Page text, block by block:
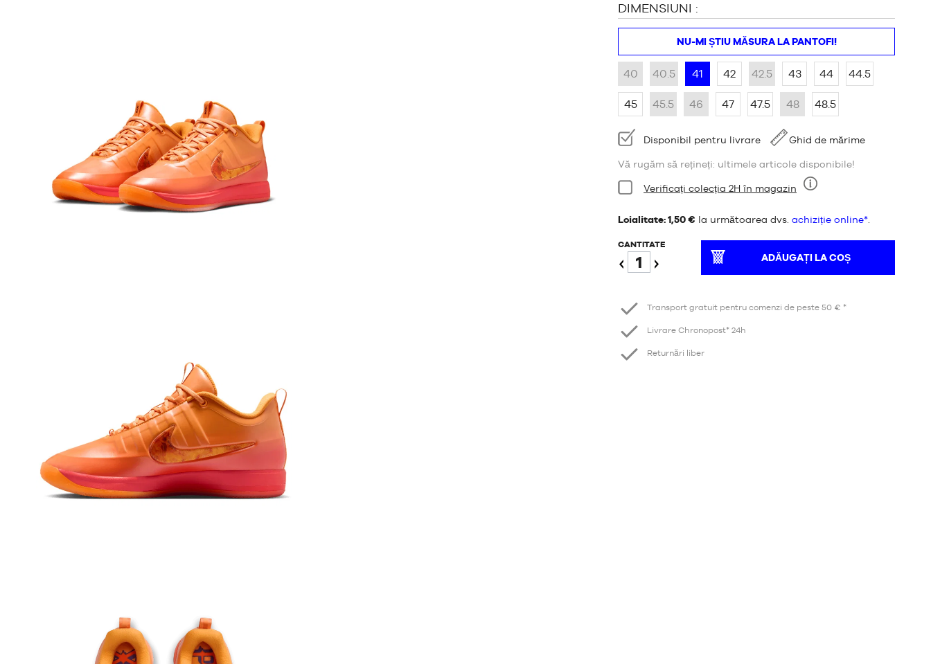
DIMENSIUNI :
NU-MI ȘTIU MĂSURA LA PANTOFI!
40 40.5 41 42 42.5 43 44 44.5
45 45.5 46 47 47.5 48 48.5
Disponibilitate:
Disponibil pentru livrare Ghid de mărime
Vă rugăm să rețineți: ultimele articole disponibile!
Stare:
Nouă
Verificați colecția 2H în magazin
Loialitate: 1,50 € la următoarea dvs. achiziție online*
CANTITATE
ADĂUGAȚI LA COȘ
Transport gratuit pentru comenzi de peste 50 € *
Livrare Chronopost* 24h
Returnări liber